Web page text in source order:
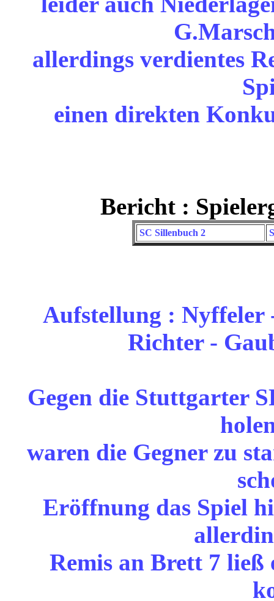
allerdings verdientes
einen direkten
Bericht :
SC Sillenbuch 2
Aufstellung : Nyffeler
Richter -
Gegen die Stuttgarter
waren die Gegner zu
Eröffnung das Spiel
Remis an Brett 7